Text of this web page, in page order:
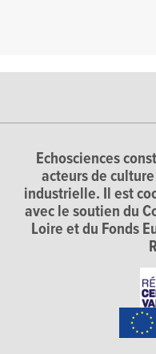
Echosciences
acteurs de
industrielle. Il est
avec le soutien du
Loire et du Fonds